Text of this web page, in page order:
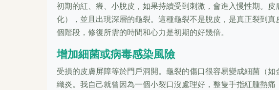
初期的紅、癢、小脫皮，如果持續受到刺激，會進入慢性期。
化），並且出現深層的龜裂。這種龜裂不是脫皮，是真正裂到
個階段，修復所需的時間和心力是初期的好幾倍。
增加細菌或病毒感染風險
受損的皮膚屏障等於門戶洞開。龜裂的傷口很容易變成細菌（
織炎。我自己就曾因為一個小裂口沒處理好，整隻手指紅腫熱痛